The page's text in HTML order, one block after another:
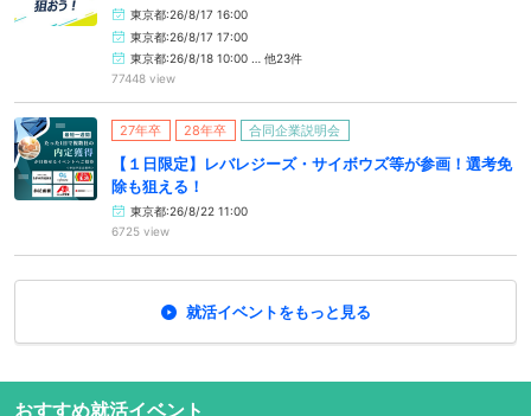
東京都:26/8/17 16:00
東京都:26/8/17 17:00
東京都:26/8/18 10:00 … 他23件
77448 view
27年卒 28年卒 合同企業説明会
【１日限定】レバレジーズ・サイボウズ等が参画！選考免
除も狙える！
東京都:26/8/22 11:00
6725 view
就活イベントをもっと見る
おすすめ就活イベント